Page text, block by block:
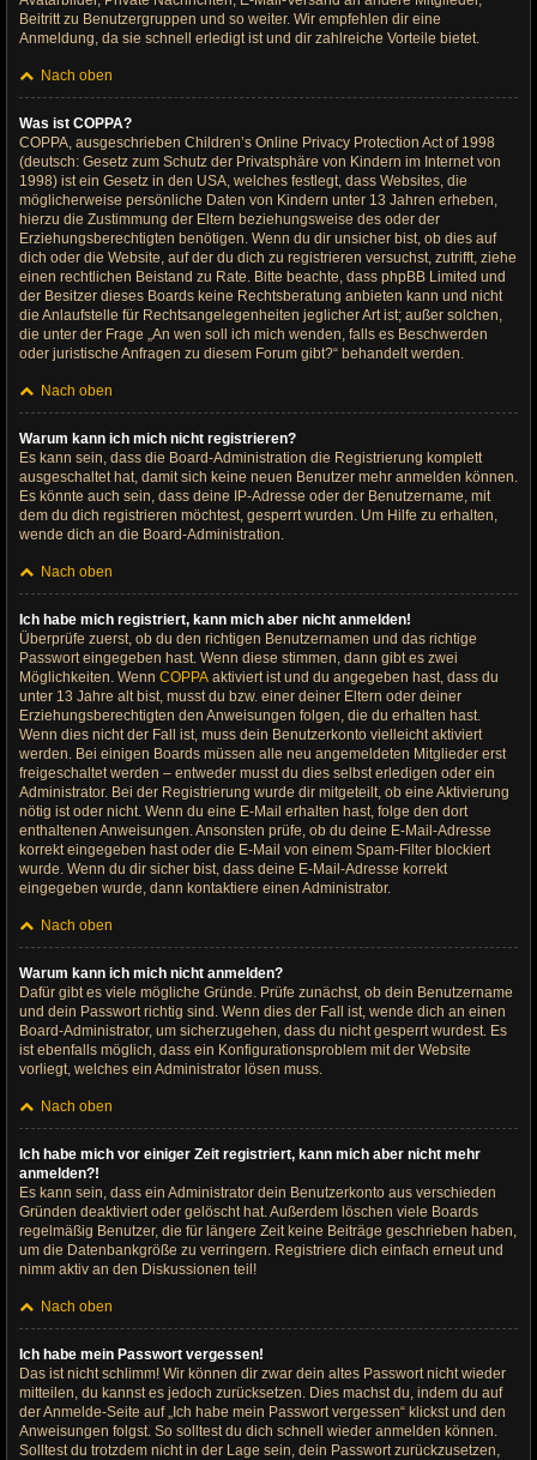
Beitritt zu Benutzergruppen und so weiter. Wir empfehlen dir eine
Anmeldung, da sie schnell erledigt ist und dir zahlreiche Vorteile bietet.
Nach oben
Was ist COPPA?
COPPA, ausgeschrieben Children’s Online Privacy Protection Act of 1998
(deutsch: Gesetz zum Schutz der Privatsphäre von Kindern im Internet von
1998) ist ein Gesetz in den USA, welches festlegt, dass Websites, die
möglicherweise persönliche Daten von Kindern unter 13 Jahren erheben,
hierzu die Zustimmung der Eltern beziehungsweise des oder der
Erziehungsberechtigten benötigen. Wenn du dir unsicher bist, ob dies auf
dich oder die Website, auf der du dich zu registrieren versuchst, zutrifft, ziehe
einen rechtlichen Beistand zu Rate. Bitte beachte, dass phpBB Limited und
der Besitzer dieses Boards keine Rechtsberatung anbieten kann und nicht
die Anlaufstelle für Rechtsangelegenheiten jeglicher Art ist; außer solchen,
die unter der Frage „An wen soll ich mich wenden, falls es Beschwerden
oder juristische Anfragen zu diesem Forum gibt?“ behandelt werden.
Nach oben
Warum kann ich mich nicht registrieren?
Es kann sein, dass die Board-Administration die Registrierung komplett
ausgeschaltet hat, damit sich keine neuen Benutzer mehr anmelden können.
Es könnte auch sein, dass deine IP-Adresse oder der Benutzername, mit
dem du dich registrieren möchtest, gesperrt wurden. Um Hilfe zu erhalten,
wende dich an die Board-Administration.
Nach oben
Ich habe mich registriert, kann mich aber nicht anmelden!
Überprüfe zuerst, ob du den richtigen Benutzernamen und das richtige
Passwort eingegeben hast. Wenn diese stimmen, dann gibt es zwei
Möglichkeiten. Wenn COPPA aktiviert ist und du angegeben hast, dass du
unter 13 Jahre alt bist, musst du bzw. einer deiner Eltern oder deiner
Erziehungsberechtigten den Anweisungen folgen, die du erhalten hast.
Wenn dies nicht der Fall ist, muss dein Benutzerkonto vielleicht aktiviert
werden. Bei einigen Boards müssen alle neu angemeldeten Mitglieder erst
freigeschaltet werden – entweder musst du dies selbst erledigen oder ein
Administrator. Bei der Registrierung wurde dir mitgeteilt, ob eine Aktivierung
nötig ist oder nicht. Wenn du eine E-Mail erhalten hast, folge den dort
enthaltenen Anweisungen. Ansonsten prüfe, ob du deine E-Mail-Adresse
korrekt eingegeben hast oder die E-Mail von einem Spam-Filter blockiert
wurde. Wenn du dir sicher bist, dass deine E-Mail-Adresse korrekt
eingegeben wurde, dann kontaktiere einen Administrator.
Nach oben
Warum kann ich mich nicht anmelden?
Dafür gibt es viele mögliche Gründe. Prüfe zunächst, ob dein Benutzername
und dein Passwort richtig sind. Wenn dies der Fall ist, wende dich an einen
Board-Administrator, um sicherzugehen, dass du nicht gesperrt wurdest. Es
ist ebenfalls möglich, dass ein Konfigurationsproblem mit der Website
vorliegt, welches ein Administrator lösen muss.
Nach oben
Ich habe mich vor einiger Zeit registriert, kann mich aber nicht mehr
anmelden?!
Es kann sein, dass ein Administrator dein Benutzerkonto aus verschieden
Gründen deaktiviert oder gelöscht hat. Außerdem löschen viele Boards
regelmäßig Benutzer, die für längere Zeit keine Beiträge geschrieben haben,
um die Datenbankgröße zu verringern. Registriere dich einfach erneut und
nimm aktiv an den Diskussionen teil!
Nach oben
Ich habe mein Passwort vergessen!
Das ist nicht schlimm! Wir können dir zwar dein altes Passwort nicht wieder
mitteilen, du kannst es jedoch zurücksetzen. Dies machst du, indem du auf
der Anmelde-Seite auf „Ich habe mein Passwort vergessen“ klickst und den
Anweisungen folgst. So solltest du dich schnell wieder anmelden können.
Solltest du trotzdem nicht in der Lage sein, dein Passwort zurückzusetzen,